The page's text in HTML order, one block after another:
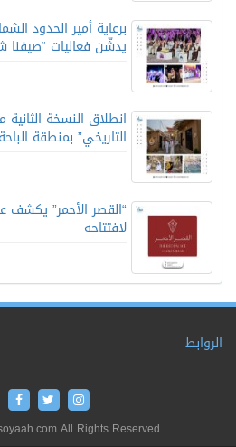
برعاية أمير الحدود
يدشّن فعاليات “صيفنا شمالي
انطلاق النسخة
التاريخي” بمنطقة الباحة
“القصر الأحمر” يكشف
لافتتاحه
الروابط
All Rights Reserved.